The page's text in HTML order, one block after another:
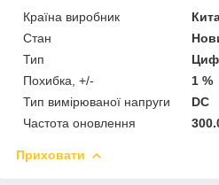
Країна виробник
Стан
Тип
Похибка, +/-
1 %
Тип вимірюваної напруги
DC
Частота оновлення
Приховати